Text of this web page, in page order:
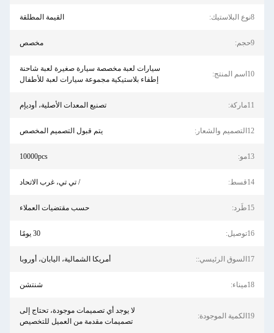
8نوع البلاستيك: القيمة المطلقة
9حجم: مخصص
10اسم المنتج:
سيارات لعبة مخصصة سيارة صغيرة لعبة شاحنة
إطفاء بلاستيكية مجموعة سيارات لعبة للأطفال
11ماركة: تصنيع المعدات الأصلية، أوديإم
12التصميم والشعار: يتم قبول التصميم المخصص
13مو: 10000pcs
14قسط: / تي تي، غرب الاتحاد
15طَرد: حسب مقتضيات العملاء
16توصيل: 30 يومًا
17السوق الرئيسي:: أمريكا الشمالية، اليابان، أوروبا
18ميناء: شنتشن
19الكمية الموجودة:
لا يوجد أي تصميمات موجودة، تحتاج إلى
تصميمات مقدمة من العميل للتخصيص